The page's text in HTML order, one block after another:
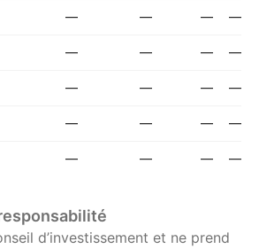
— — — —
— — — —
— — — —
— — — —
— — — —
d’investissement et ne prend